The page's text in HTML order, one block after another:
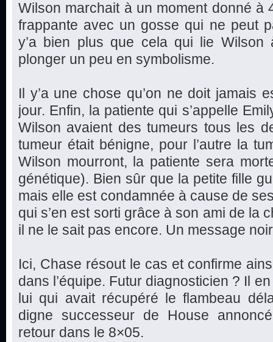
Wilson marchait à un moment donné à
frappante avec un gosse qui ne peut
y’a bien plus que cela qui lie
plonger un peu en symbolisme.
Il y’a une chose qu’on ne doit jamais
jour. Enfin, la patiente qui s’appelle
Wilson avaient des tumeurs tous les
tumeur était bénigne, pour l’autre la
Wilson mourront, la patiente sera
génétique). Bien sûr que la petite fille
mais elle est condamnée à cause de
qui s’en est sorti grâce à son ami de la
il ne le sait pas encore. Un message
Ici, Chase résout le cas et confirme
dans l’équipe. Futur diagnosticien ? Il en
lui qui avait récupéré le flambeau
digne successeur de House
retour dans le 8×05.